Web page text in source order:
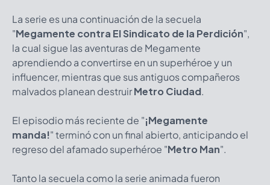
La serie es una continuación de la secuela
"Megamente contra El Sindicato de la Perdición",
la cual sigue las aventuras de Megamente
aprendiendo a convertirse en un superhéroe y un
influencer, mientras que sus antiguos compañeros
malvados planean destruirMetro Ciudad.
El episodio más reciente de "¡Megamente
manda!" terminó con un final abierto, anticipando el
regreso del afamado superhéroe "Metro Man".
Tanto la secuela como la serie animada fueron